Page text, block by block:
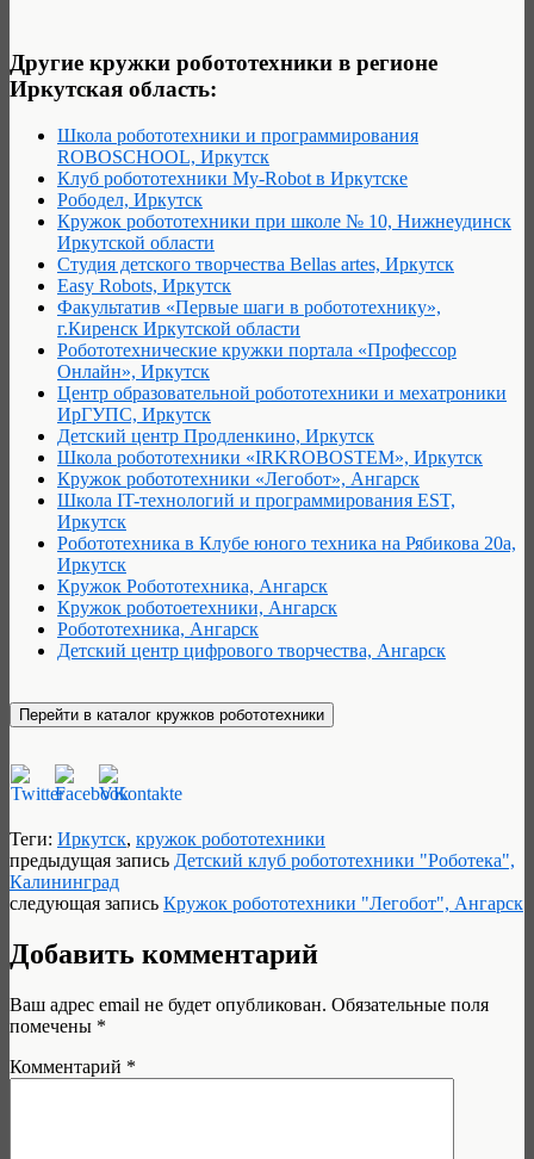
Другие кружки робототехники в регионе
Иркутская область:
Школа робототехники и программирования
ROBOSCHOOL, Иркутск
Клуб робототехники My-Robot в Иркутске
Рободел, Иркутск
Кружок робототехники при школе № 10, Нижнеудинск
Иркутской области
Студия детского творчества Bellas artes, Иркутск
Easy Robots, Иркутск
Факультатив «Первые шаги в робототехнику»,
г.Киренск Иркутской области
Робототехнические кружки портала «Профессор
Онлайн», Иркутск
Центр образовательной робототехники и мехатроники
ИрГУПС, Иркутск
Детский центр Продленкино, Иркутск
Школа робототехники «IRKROBOSTEM», Иркутск
Кружок робототехники «Легобот», Ангарск
Школа IT-технологий и программирования EST,
Иркутск
Робототехника в Клубе юного техника на Рябикова 20а,
Иркутск
Кружок Робототехника, Ангарск
Кружок роботоетехники, Ангарск
Робототехника, Ангарск
Детский центр цифрового творчества, Ангарск
Теги: Иркутск, кружок робототехники
предыдущая запись Детский клуб робототехники "Роботека",
Калининград
следующая запись Кружок робототехники "Легобот", Ангарск
Добавить комментарий
Ваш адрес email не будет опубликован. Обязательные поля
помечены *
Комментарий *